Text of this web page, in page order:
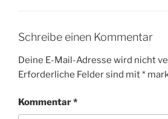
Schreibe einen Kommentar
Deine E-Mail-Adresse wird nicht
Erforderliche Felder sind mit*
Kommentar*